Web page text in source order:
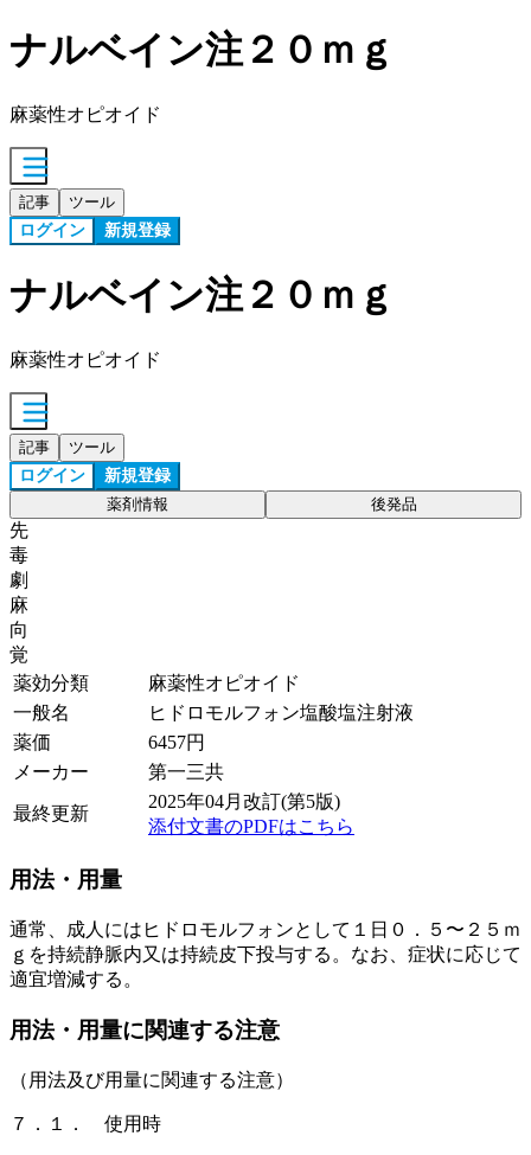
ナルベイン注２０ｍｇ
麻薬性オピオイド
記事 ツール
ログイン 新規登録
ナルベイン注２０ｍｇ
麻薬性オピオイド
記事 ツール
ログイン 新規登録
薬剤情報 後発品
先
毒
劇
麻
向
覚
薬効分類
麻薬性オピオイド
一般名
ヒドロモルフォン塩酸塩注射液
薬価
6457円
メーカー
第一三共
最終更新
2025年04月改訂(第5版)
添付文書のPDFはこちら
用法・用量
通常、成人にはヒドロモルフォンとして１日０．５〜２５ｍ
ｇを持続静脈内又は持続皮下投与する。なお、症状に応じて
適宜増減する。
用法・用量に関連する注意
（用法及び用量に関連する注意）
７．１． 使用時